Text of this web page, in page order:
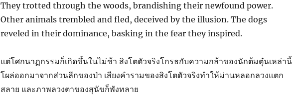
They trotted through the woods, brandishing their newfound power.
Other animals trembled and fled, deceived by the illusion. The dogs
reveled in their dominance, basking in the fear they inspired.
แต่โศกนาฏกรรมก็เกิดขึ้นในไม่ช้า สิงโตตัวจริงโกรธกับความกล้าของนักต้มตุ๋นเหล่านี้
โผล่ออกมาจากส่วนลึกของป่า เสียงคำรามของสิงโตตัวจริงทำให้ม่านหลอกลวงแตก
สลาย และภาพลวงตาของสุนัขก็พังทลาย